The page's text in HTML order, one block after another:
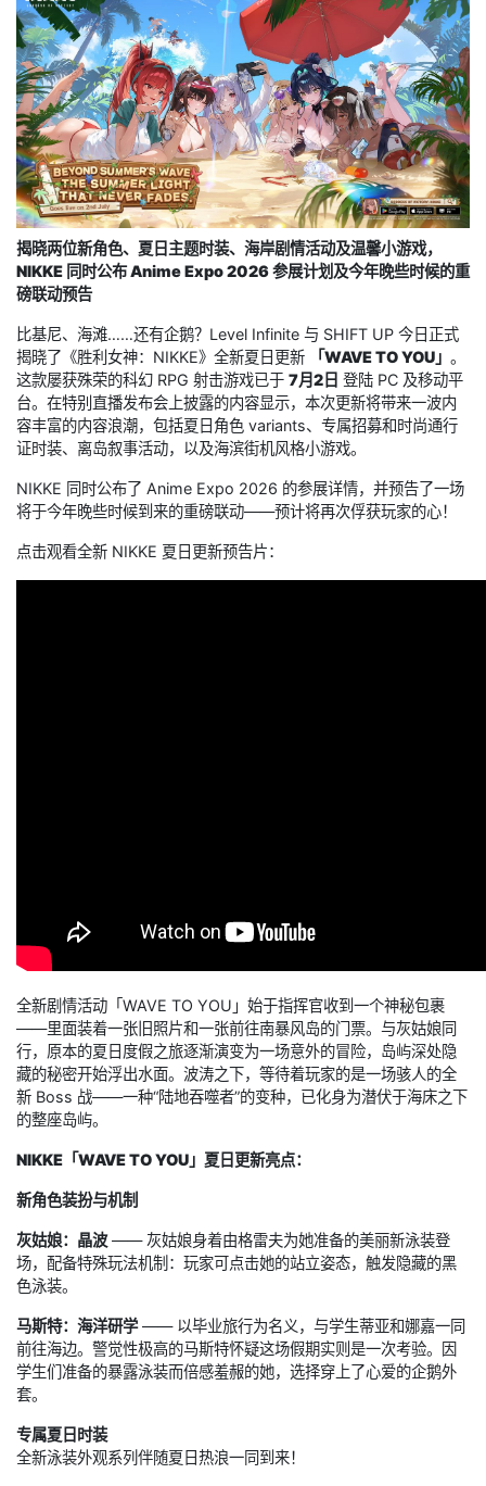
揭晓两位新角色、夏日主题时装、海岸剧情活动及温馨小游戏，
NIKKE 同时公布 Anime Expo 2026 参展计划及今年晚些时候的重
磅联动预告
比基尼、海滩……还有企鹅？Level Infinite 与 SHIFT UP 今日正式
揭晓了《胜利女神：NIKKE》全新夏日更新
「WAVE TO YOU」 。
这款屡获殊荣的科幻 RPG 射击游戏已于 7月2日 登陆 PC 及移动平
台。在特别直播发布会上披露的内容显示，本次更新将带来一波内
容丰富的内容浪潮，包括夏日角色 variants、专属招募和时尚通行
证时装、离岛叙事活动，以及海滨街机风格小游戏。
NIKKE 同时公布了 Anime Expo 2026 的参展详情，并预告了一场
将于今年晚些时候到来的重磅联动——预计将再次俘获玩家的心！
点击观看全新 NIKKE 夏日更新预告片：
全新剧情活动「WAVE TO YOU」始于指挥官收到一个神秘包裹
——里面装着一张旧照片和一张前往南暴风岛的门票。与灰姑娘同
行，原本的夏日度假之旅逐渐演变为一场意外的冒险，岛屿深处隐
藏的秘密开始浮出水面。波涛之下，等待着玩家的是一场骇人的全
新 Boss 战——一种“陆地吞噬者”的变种，已化身为潜伏于海床之下
的整座岛屿。
NIKKE「WAVE TO YOU」夏日更新亮点：
新角色装扮与机制
灰姑娘：晶波—— 灰姑娘身着由格雷夫为她准备的美丽新泳装登
场，配备特殊玩法机制：玩家可点击她的站立姿态，触发隐藏的黑
色泳装。
马斯特：海洋研学—— 以毕业旅行为名义，与学生蒂亚和娜嘉一同
前往海边。警觉性极高的马斯特怀疑这场假期实则是一次考验。因
学生们准备的暴露泳装而倍感羞赧的她，选择穿上了心爱的企鹅外
套。
专属夏日时装
全新泳装外观系列伴随夏日热浪一同到来！